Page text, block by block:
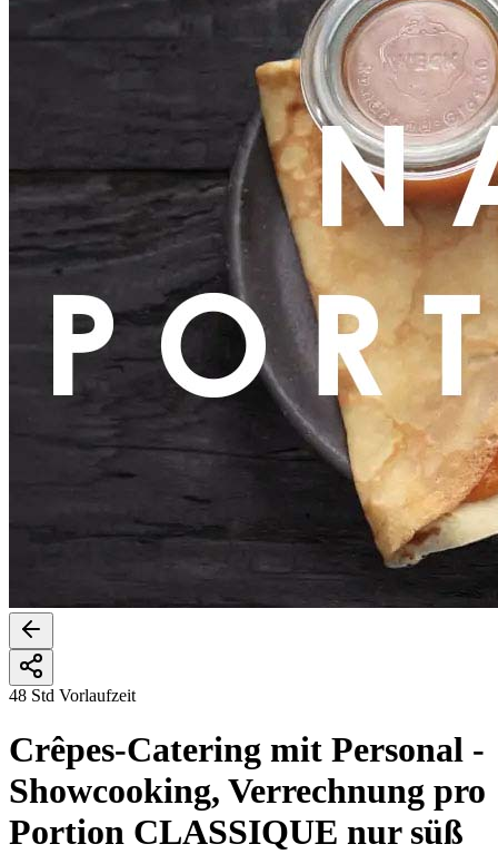
48 Std Vorlaufzeit
Crêpes-Catering mit Personal -
Showcooking, Verrechnung pro
Portion CLASSIQUE nur süß